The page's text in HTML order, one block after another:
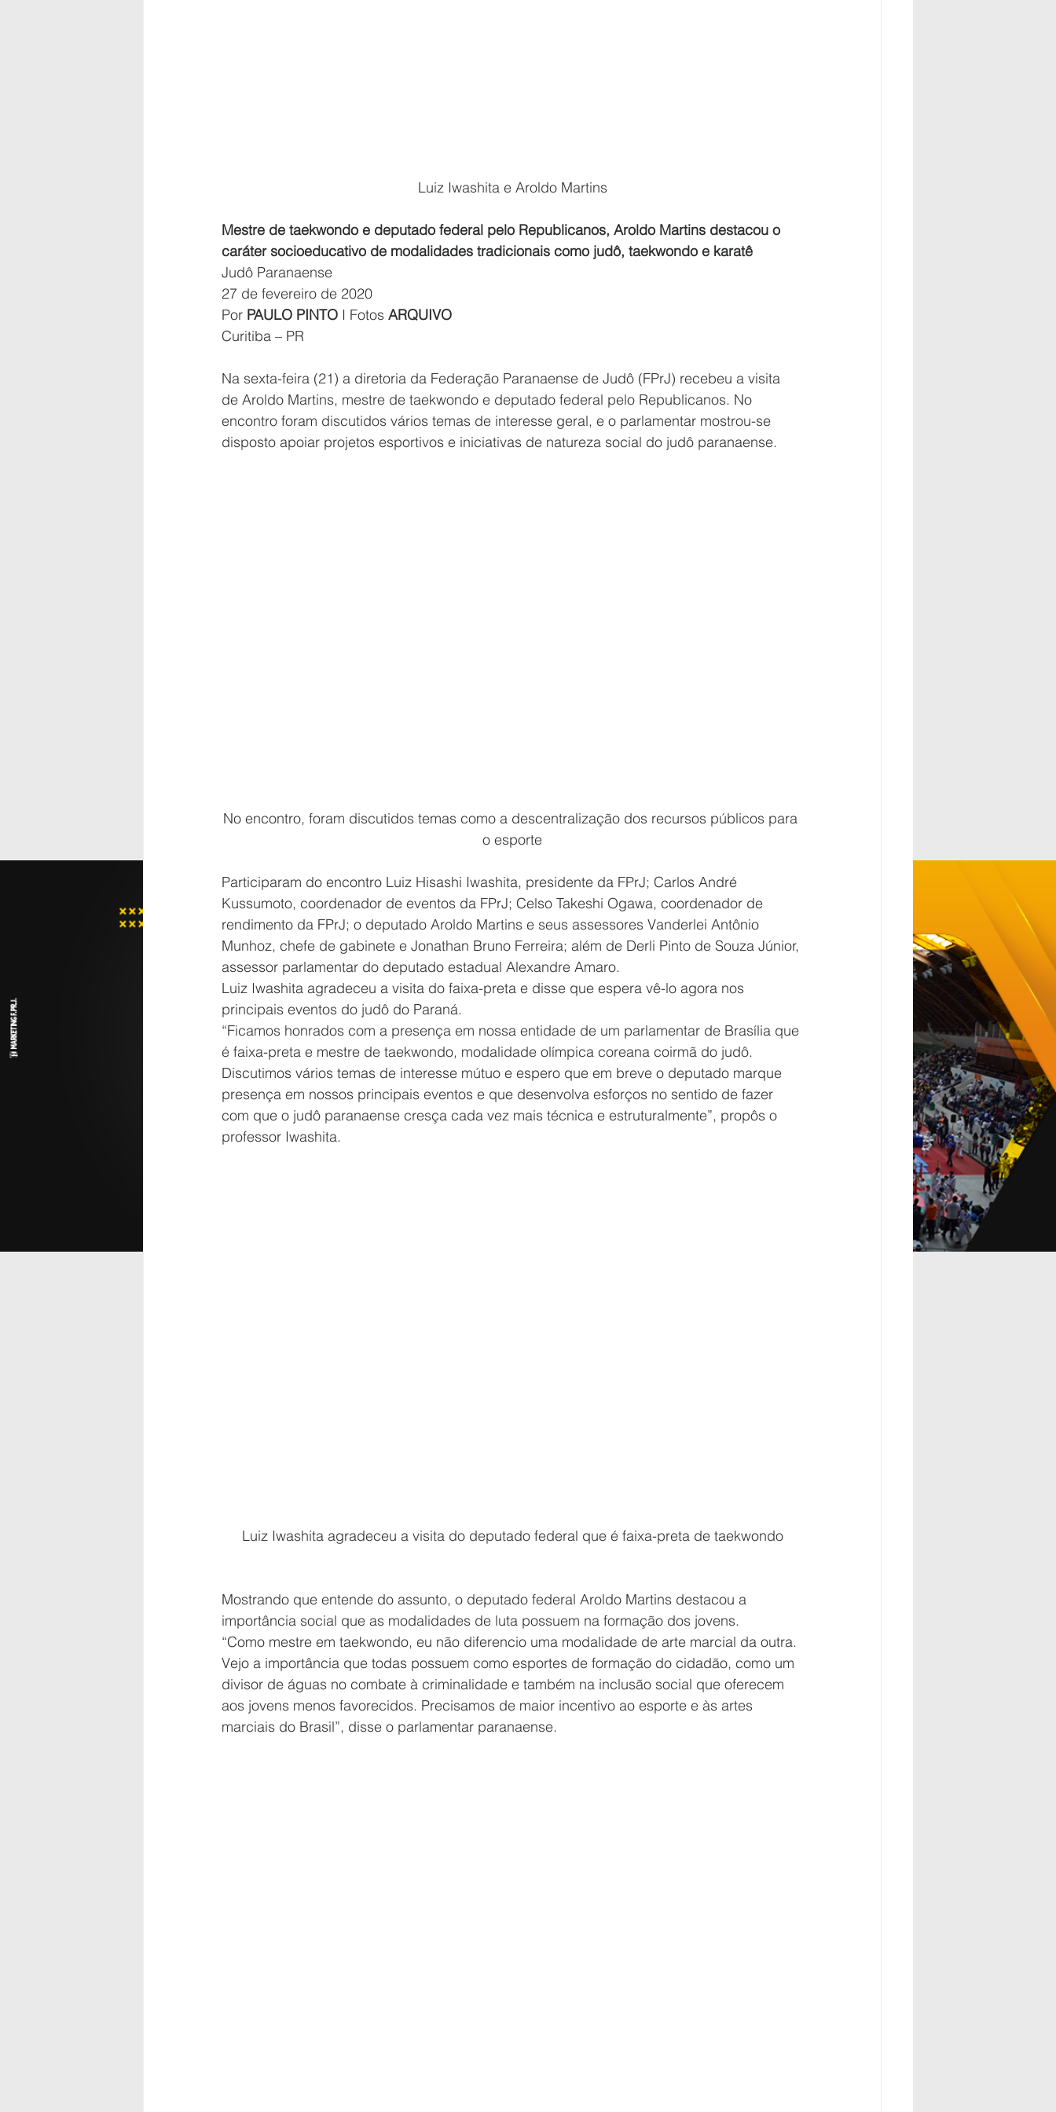
Luiz Iwashita e Aroldo Martins
Mestre de taekwondo e deputado federal pelo Republicanos, Aroldo Martins destacou o
caráter socioeducativo de modalidades tradicionais como judô, taekwondo e karatê
Judô Paranaense
27 de fevereiro de 2020
Por PAULO PINTO I Fotos ARQUIVO
Curitiba – PR
Na sexta-feira (21) a diretoria da Federação Paranaense de Judô (FPrJ) recebeu a visita
de Aroldo Martins, mestre de taekwondo e deputado federal pelo Republicanos. No
encontro foram discutidos vários temas de interesse geral, e o parlamentar mostrou-se
disposto apoiar projetos esportivos e iniciativas de natureza social do judô paranaense.
No encontro, foram discutidos temas como a descentralização dos recursos públicos para
o esporte
Participaram do encontro Luiz Hisashi Iwashita, presidente da FPrJ; Carlos André
Kussumoto, coordenador de eventos da FPrJ; Celso Takeshi Ogawa, coordenador de
rendimento da FPrJ; o deputado Aroldo Martins e seus assessores Vanderlei Antônio
Munhoz, chefe de gabinete e Jonathan Bruno Ferreira; além de Derli Pinto de Souza Júnior,
assessor parlamentar do deputado estadual Alexandre Amaro.
Luiz Iwashita agradeceu a visita do faixa-preta e disse que espera vê-lo agora nos
principais eventos do judô do Paraná.
“Ficamos honrados com a presença em nossa entidade de um parlamentar de Brasília que
é faixa-preta e mestre de taekwondo, modalidade olímpica coreana coirmã do judô.
Discutimos vários temas de interesse mútuo e espero que em breve o deputado marque
presença em nossos principais eventos e que desenvolva esforços no sentido de fazer
com que o judô paranaense cresça cada vez mais técnica e estruturalmente”, propôs o
professor Iwashita.
Luiz Iwashita agradeceu a visita do deputado federal que é faixa-preta de taekwondo
Mostrando que entende do assunto, o deputado federal Aroldo Martins destacou a
importância social que as modalidades de luta possuem na formação dos jovens.
“Como mestre em taekwondo, eu não diferencio uma modalidade de arte marcial da outra.
Vejo a importância que todas possuem como esportes de formação do cidadão, como um
divisor de águas no combate à criminalidade e também na inclusão social que oferecem
aos jovens menos favorecidos. Precisamos de maior incentivo ao esporte e às artes
marciais do Brasil”, disse o parlamentar paranaense.